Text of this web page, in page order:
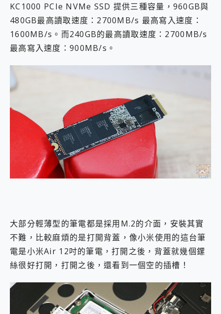
KC1000 PCIe NVMe SSD 提供三種容量，960GB與
480GB最高讀取速度：2700MB/s 最高寫入速度：
1600MB/s。而240GB的最高讀取速度：2700MB/s
最高寫入速度：900MB/s。
大部分輕薄型的筆電都是採用M.2的介面，安裝其實
不難，比較麻煩的是打開背蓋，像小米使用的這台筆
電是小米Air 12吋的筆電，打開之後，背蓋就幾個鏍
絲很好打開，打開之後，還看到一個空的插槽！